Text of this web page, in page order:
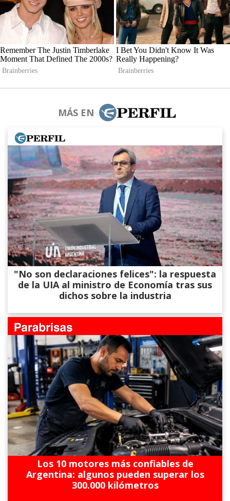
MÁS EN
"No son declaraciones felices": la respuesta
de la UIA al ministro de Economía tras sus
dichos sobre la industria
Los 10 motores más confiables de
Argentina: algunos pueden superar los
300.000 kilómetros